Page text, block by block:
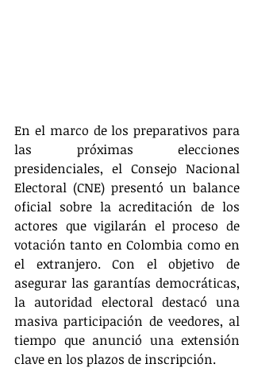
En el marco de los preparativos para
las próximas elecciones
presidenciales, el Consejo Nacional
Electoral (CNE) presentó un balance
oficial sobre la acreditación de los
actores que vigilarán el proceso de
votación tanto en Colombia como en
el extranjero. Con el objetivo de
asegurar las garantías democráticas,
la autoridad electoral destacó una
masiva participación de veedores, al
tiempo que anunció una extensión
clave en los plazos de inscripción.